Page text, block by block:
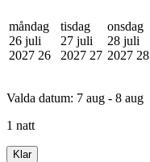
måndag
26 juli
2027 26
tisdag
27 juli
2027 27
onsdag
28 juli
2027 28
Valda datum: 7 aug - 8 aug
1 natt
Klar